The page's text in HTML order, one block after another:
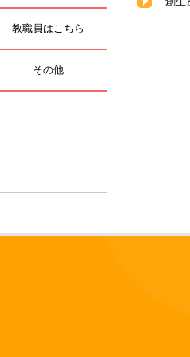
教職員はこちら
その他